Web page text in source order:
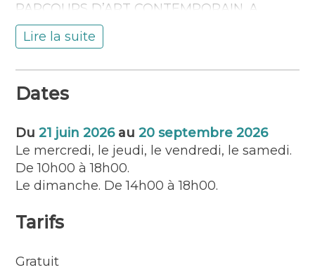
PARCOURS D’ART CONTEMPORAIN. A
découvrir à la boutique LA COUR DES
METIERS D’ART et dans différents lieux de
JI-EUN est celle d’un monde abstrait, mais il
pour y voir un détail de paysages,
d’architecture, de corps, d’objets du
quotidien, de tableau ancien, une lune
déclinante, voire des mots…Mille récits se
insistante et un cycle sans fin.
Lire la suite
Dates
Du21 juin 2026au20 septembre 2026
Le mercredi, le jeudi, le vendredi, le samedi.
De 10h00 à 18h00.
Le dimanche. De 14h00 à 18h00.
Tarifs
Gratuit